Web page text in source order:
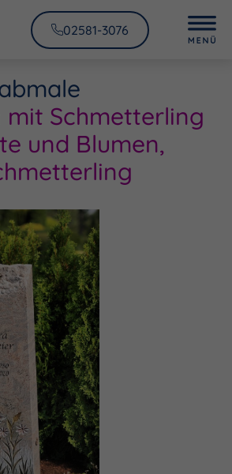
02581-3076
mit Schmetterling
und Blumen,